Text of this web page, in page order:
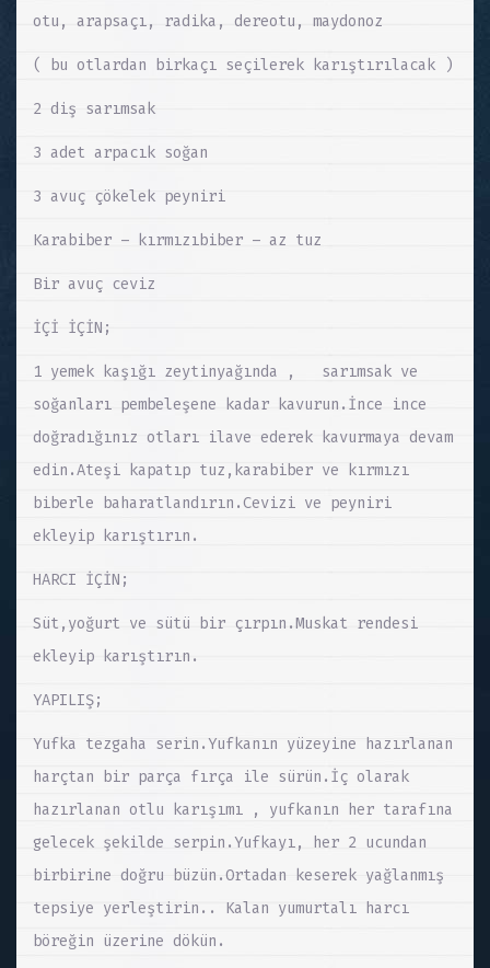
otu, arapsaçı, radika, dereotu, maydonoz
( bu otlardan birkaçı seçilerek karıştırılacak )
2 diş sarımsak
3 adet arpacık soğan
3 avuç çökelek peyniri
Karabiber – kırmızıbiber – az tuz
Bir avuç ceviz
İÇİ İÇİN;
1 yemek kaşığı zeytinyağında , sarımsak ve
soğanları pembeleşene kadar kavurun.İnce ince
doğradığınız otları ilave ederek kavurmaya devam
edin.Ateşi kapatıp tuz,karabiber ve kırmızı
biberle baharatlandırın.Cevizi ve peyniri
ekleyip karıştırın.
HARCI İÇİN;
Süt,yoğurt ve sütü bir çırpın.Muskat rendesi
ekleyip karıştırın.
YAPILIŞ;
Yufka tezgaha serin.Yufkanın yüzeyine hazırlanan
harçtan bir parça fırça ile sürün.İç olarak
hazırlanan otlu karışımı , yufkanın her tarafına
gelecek şekilde serpin.Yufkayı, her 2 ucundan
birbirine doğru büzün.Ortadan keserek yağlanmış
tepsiye yerleştirin.. Kalan yumurtalı harcı
böreğin üzerine dökün.